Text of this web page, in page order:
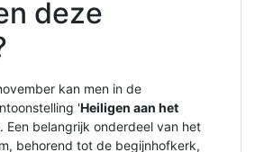
deze
kan men in de
'Heiligen aan het
Een belangrijk onderdeel van het
behorend tot de begijnhofkerk,